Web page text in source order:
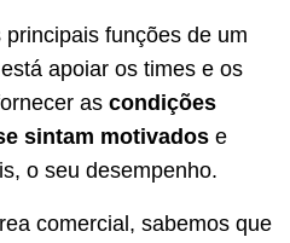
funções de um
apoiar os times e os
as condições
sintam motivados e
o seu desempenho.
comercial, sabemos que